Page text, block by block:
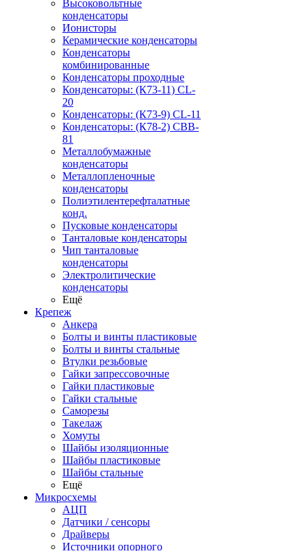
Высоковольтные
конденсаторы
Ионисторы
Керамические конденсаторы
Конденсаторы
комбинированные
Конденсаторы проходные
Конденсаторы: (К73-11) CL-
20
Конденсаторы: (К73-9) CL-11
Конденсаторы: (К78-2) CBB-
81
Металлобумажные
конденсаторы
Металлопленочные
конденсаторы
Полиэтилентерефталатные
конд.
Пусковые конденсаторы
Танталовые конденсаторы
Чип танталовые
конденсаторы
Электролитические
конденсаторы
Ещё
Крепеж
Анкера
Болты и винты пластиковые
Болты и винты стальные
Втулки резьбовые
Гайки запрессовочные
Гайки пластиковые
Гайки стальные
Саморезы
Такелаж
Хомуты
Шайбы изоляционные
Шайбы пластиковые
Шайбы стальные
Ещё
Микросхемы
АЦП
Датчики / сенсоры
Драйверы
Источники опорного